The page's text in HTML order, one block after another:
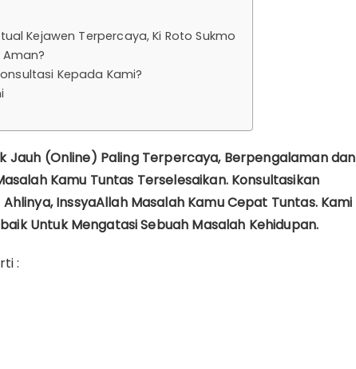
Kejawen Terpercaya, Ki Roto Sukmo
Kepada Kami?
Jauh (Online) Paling Terpercaya, Berpengalaman dan
Kamu Tuntas Terselesaikan. Konsultasikan
InssyaAllah Masalah Kamu Cepat Tuntas. Kami
Untuk Mengatasi Sebuah Masalah Kehidupan.
: